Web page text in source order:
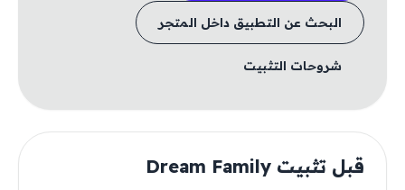
البحث عن التطبيق داخل المتجر
شروحات التثبيت
قبل تثبيت Dream Family